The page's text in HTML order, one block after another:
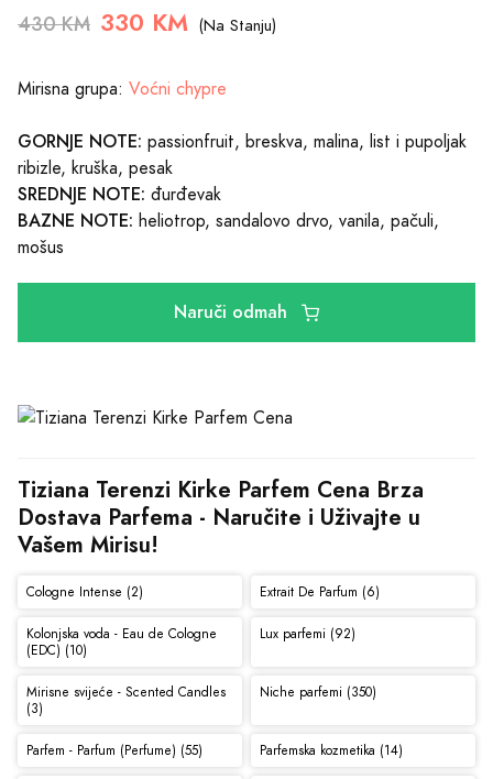
430 KM 330 KM (Na Stanju)
Mirisna grupa: Voćni chypre
GORNJE NOTE: passionfruit, breskva, malina, list i pupoljak
ribizle, kruška, pesak
SREDNJE NOTE: đurđevak
BAZNE NOTE: heliotrop, sandalovo drvo, vanila, pačuli,
mošus
Naruči odmah
Tiziana Terenzi Kirke Parfem Cena Brza
Dostava Parfema - Naručite i Uživajte u
Vašem Mirisu!
Cologne Intense (2) Extrait De Parfum (6)
Kolonjska voda - Eau de Cologne
(EDC) (10)
Lux parfemi (92)
Mirisne svijeće - Scented Candles
(3)
Niche parfemi (350)
Parfem - Parfum (Perfume) (55) Parfemska kozmetika (14)